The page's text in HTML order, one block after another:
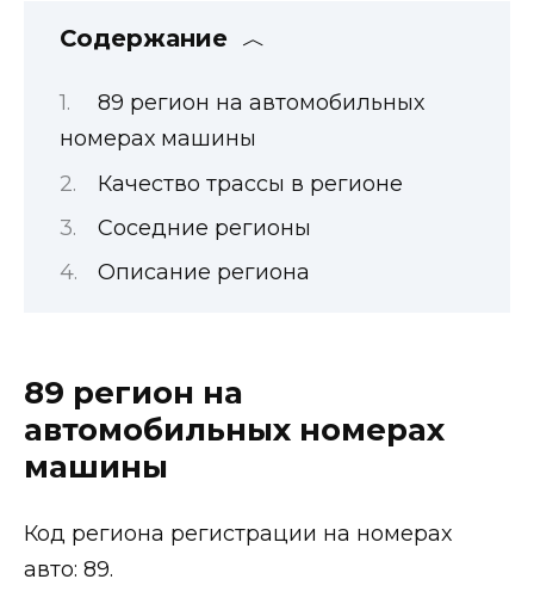
Содержание
89 регион на автомобильных
номерах машины
Качество трассы в регионе
Соседние регионы
Описание региона
89 регион на
автомобильных номерах
машины
Код региона регистрации на номерах
авто: 89.